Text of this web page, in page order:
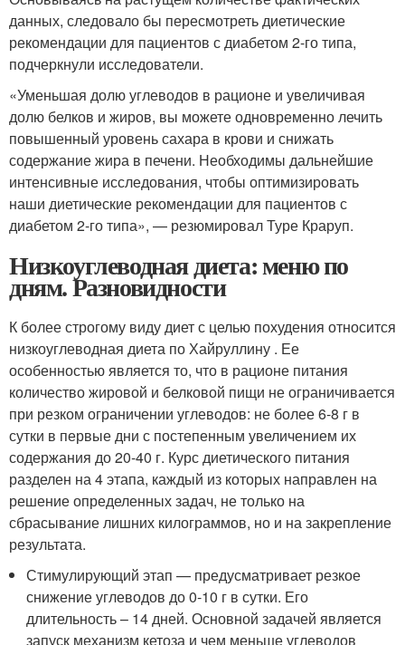
данных, следовало бы пересмотреть диетические
рекомендации для пациентов с диабетом 2-го типа,
подчеркнули исследователи.
«Уменьшая долю углеводов в рационе и увеличивая
долю белков и жиров, вы можете одновременно лечить
повышенный уровень сахара в крови и снижать
содержание жира в печени. Необходимы дальнейшие
интенсивные исследования, чтобы оптимизировать
наши диетические рекомендации для пациентов с
диабетом 2-го типа», — резюмировал Туре Краруп.
Низкоуглеводная диета: меню по
дням. Разновидности
К более строгому виду диет с целью похудения относится
низкоуглеводная диета по Хайруллину . Ее
особенностью является то, что в рационе питания
количество жировой и белковой пищи не ограничивается
при резком ограничении углеводов: не более 6-8 г в
сутки в первые дни с постепенным увеличением их
содержания до 20-40 г. Курс диетического питания
разделен на 4 этапа, каждый из которых направлен на
решение определенных задач, не только на
сбрасывание лишних килограммов, но и на закрепление
результата.
Стимулирующий этап — предусматривает резкое
снижение углеводов до 0-10 г в сутки. Его
длительность – 14 дней. Основной задачей является
запуск механизм кетоза и чем меньше углеводов